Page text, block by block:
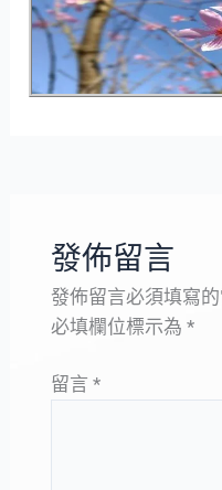
發佈留言
發佈留言必須填寫
必填欄位標示為 *
留言 *